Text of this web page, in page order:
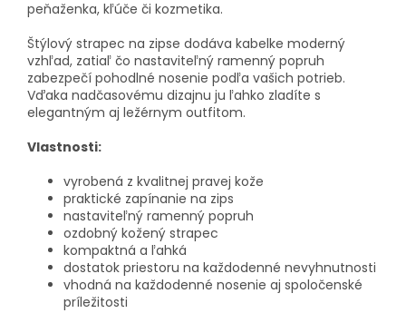
peňaženka, kľúče či kozmetika.
Štýlový strapec na zipse dodáva kabelke moderný
vzhľad, zatiaľ čo nastaviteľný ramenný popruh
zabezpečí pohodlné nosenie podľa vašich potrieb.
Vďaka nadčasovému dizajnu ju ľahko zladíte s
elegantným aj ležérnym outfitom.
Vlastnosti:
vyrobená z kvalitnej pravej kože
praktické zapínanie na zips
nastaviteľný ramenný popruh
ozdobný kožený strapec
kompaktná a ľahká
dostatok priestoru na každodenné nevyhnutnosti
vhodná na každodenné nosenie aj spoločenské
príležitosti